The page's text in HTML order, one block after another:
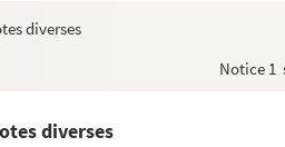
diverses
Notice 1
diverses